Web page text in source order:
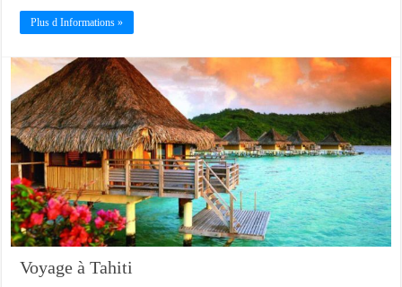
Plus d Informations »
Voyage à Tahiti